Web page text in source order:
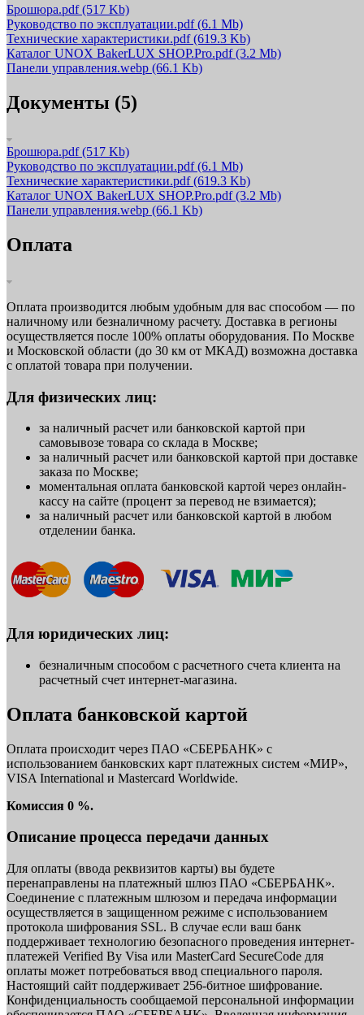
Брошюра.pdf(517 Kb)
Руководство по эксплуатации.pdf(6.1 Mb)
Технические характеристики.pdf(619.3 Kb)
Каталог UNOX BakerLUX SHOP.Pro.pdf(3.2 Mb)
Панели управления.webp (66.1 Kb)
Документы (5)
Брошюра.pdf(517 Kb)
Руководство по эксплуатации.pdf(6.1 Mb)
Технические характеристики.pdf(619.3 Kb)
Каталог UNOX BakerLUX SHOP.Pro.pdf(3.2 Mb)
Панели управления.webp (66.1 Kb)
Оплата
Оплата производится любым удобным для вас способом — по
наличному или безналичному расчету. Доставка в регионы
осуществляется после 100% оплаты оборудования. По Москве
и Московской области (до 30 км от МКАД) возможна доставка
с оплатой товара при получении.
Для физических лиц:
за наличный расчет или банковской картой при
самовывозе товара со склада в Москве;
за наличный расчет или банковской картой при доставке
заказа по Москве;
моментальная оплата банковской картой через онлайн-
кассу на сайте (процент за перевод не взимается);
за наличный расчет или банковской картой в любом
отделении банка.
Для юридических лиц:
безналичным способом с расчетного счета клиента на
расчетный счет интернет-магазина.
Оплата банковской картой
Оплата происходит через ПАО «СБЕРБАНК» с
использованием банковских карт платежных систем «МИР»,
VISA International и Mastercard Worldwide.
Комиссия 0 %.
Описание процесса передачи данных
Для оплаты (ввода реквизитов карты) вы будете
перенаправлены на платежный шлюз ПАО «СБЕРБАНК».
Соединение с платежным шлюзом и передача информации
осуществляется в защищенном режиме с использованием
протокола шифрования SSL. В случае если ваш банк
поддерживает технологию безопасного проведения интернет-
платежей Verified By Visa или MasterCard SecureCode для
оплаты может потребоваться ввод специального пароля.
Настоящий сайт поддерживает 256-битное шифрование.
Конфиденциальность сообщаемой персональной информации